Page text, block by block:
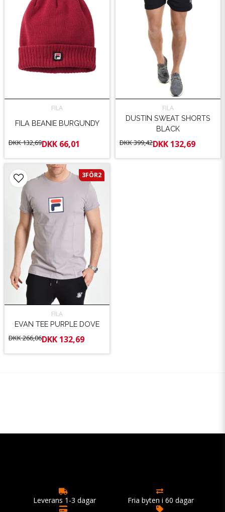
FILA
FILA BEANIE BURGUNDY
DKK 132,69DKK 66,01
FILA
DUSTIN SWEAT SHORTS
BLACK
DKK 399,42DKK 132,69
FILA
EVAN TEE PURPLE DOVE
DKK 266,06DKK 132,69
3FÖR2
Leverans 1-3 dagar
Fria byten i 60 dagar